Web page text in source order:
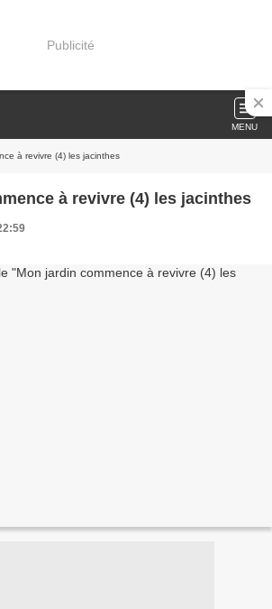
Publicité
MENU
à revivre (4) les jacinthes
à revivre (4) les jacinthes